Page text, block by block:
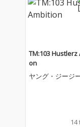
TM:103 Hustlerz
on
ヤング・ジージ
14